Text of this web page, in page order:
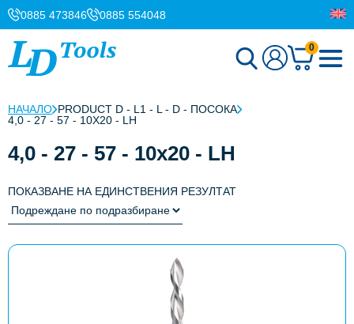
0885 473846 0885 554048
0
НАЧАЛО PRODUCT D - L1 - L - D - ПОСОКА
4,0 - 27 - 57 - 10X20 - LH
4,0 - 27 - 57 - 10x20 - LH
ПОКАЗВАНЕ НА ЕДИНСТВЕНИЯ РЕЗУЛТАТ